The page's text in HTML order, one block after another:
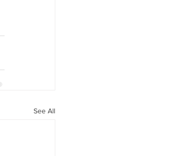
See All